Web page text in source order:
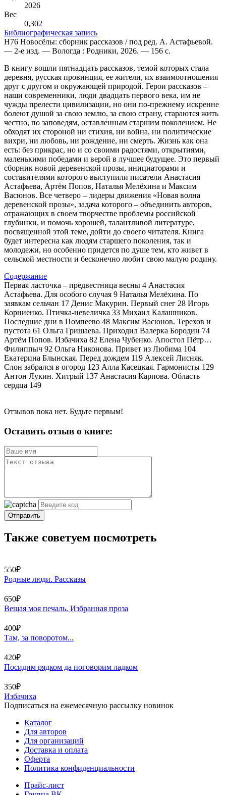
2026
Вес
0,302
Библиографическая запись
Н76 Новосёлы: сборник рассказов / под ред. А. Астафьевой.
— 2-е изд. — Вологда : Родники, 2026. — 156 с.
В книгу вошли пятнадцать рассказов, темой которых стала
деревня, русская провинция, ее жители, их взаимоотношения
друг с другом и окружающей природой. Герои рассказов –
наши современники, люди двадцать первого века, им не
чужды прелести цивилизации, но они по-прежнему искренне
болеют душой за свою землю, за свою страну, стараются жить
честно, по заповедям, оставленным старшим поколением. Не
обходят их стороной ни стихия, ни война, ни политические
вихри, ни любовь, ни рождение, ни смерть. Жизнь как она
есть: без прикрас, но и со своими радостями, открытиями,
маленькими победами и верой в лучшее будущее. Это первый
сборник новой деревенской прозы, инициаторами и
составителями которого выступили писатели Анастасия
Астафьева, Артём Попов, Наталья Мелёхина и Максим
Васюнов. Все четверо – лидеры движения «Новая волна
деревенской прозы», задача которого – объединить авторов,
отражающих в своем творчестве проблемы российской
глубинки, и помочь хорошей, талантливой литературе,
посвященной этой теме, дойти до своего читателя. Книга
будет интересна как людям старшего поколения, так и
молодежи, но особенно придется по душе тем, кто живет в
сельской местности и бесконечно любит свою малую родину.
Содержание
Первая ласточка – предвестница весны 4 Анастасия
Астафьева. Для особого случая 9 Наталья Мелёхина. По
заявкам сельчан 17 Денис Макурин. Первый снег 28 Игорь
Корниенко. Птичка-невеличка 33 Михаил Калашников.
Последние дни в Помпеево 48 Максим Васюнов. Терехов и
пустота 61 Ольга Гришаева. Приходил Валерка Бородин 74
Артём Попов. Избачиха 82 Елена Чубенко. Апостол Пётр…
Филиппыч 92 Ольга Никонова. Привет из Любима 104
Екатерина Блынская. Перед дождем 119 Алексей Лисняк.
Слон забрался в огород 123 Алла Касецкая. Гармонисты 129
Антон Лукин. Хитрый 137 Анастасия Карпова. Область
сердца 149
Отзывов пока нет. Будьте первым!
Оставить отзыв о книге:
Отправить
Также советуем посмотреть
550₽
Родные люди. Рассказы
650₽
Вещая моя печаль. Избранная проза
400₽
Там, за поворотом...
420₽
Посидим рядком да поговорим ладком
350₽
Избачиха
Подписаться на ежемесячную рассылку новинок
Каталог
Для авторов
Для организаций
Доставка и оплата
Оферта
Политика конфиденциальности
Прайс-лист